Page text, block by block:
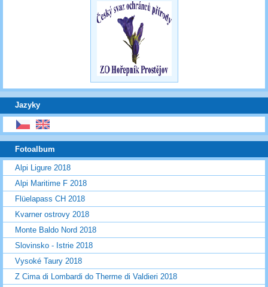
Jazyky
Fotoalbum
Alpi Ligure 2018
Alpi Maritime F 2018
Flüelapass CH 2018
Kvarner ostrovy 2018
Monte Baldo Nord 2018
Slovinsko - Istrie 2018
Vysoké Taury 2018
Z Cima di Lombardi do Therme di Valdieri 2018